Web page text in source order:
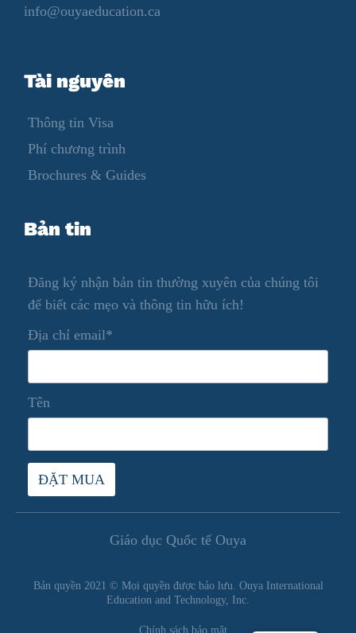
info@ouyaeducation.ca
Tài nguyên
Thông tin Visa
Phí chương trình
Brochures & Guides
Bản tin
Đăng ký nhận bản tin thường xuyên của chúng tôi
để biết các mẹo và thông tin hữu ích!
Địa chỉ email*
Tên
Giáo dục Quốc tế Ouya
Bản quyền 2021 © Mọi quyền được bảo lưu. Ouya International
Education and Technology, Inc.
Chính sách bảo mật